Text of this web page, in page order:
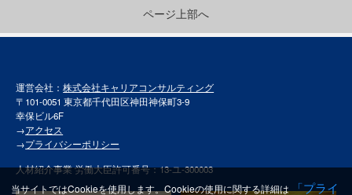
ページ上部へ
運営会社：株式会社キャリアコンサルティング
〒101-0051 東京都千代田区神田神保町3-9
幸保ビル6F
→アクセス
→プライバシーポリシー
人材紹介事業 労働大臣許可番号：13-ユ-300003
当サイトではCookieを使用します。Cookieの使用に関する詳細は「プライ